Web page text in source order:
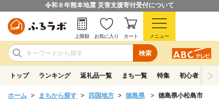
令和８年熊本地震 災害支援寄付受付について
検索
上限額 お気に入り カート メニュー
トップ ランキング 返礼品一覧 まち一覧 特集 初心者ガイド
ホーム まちから探す 四国地方 徳島県 徳島県小松島市